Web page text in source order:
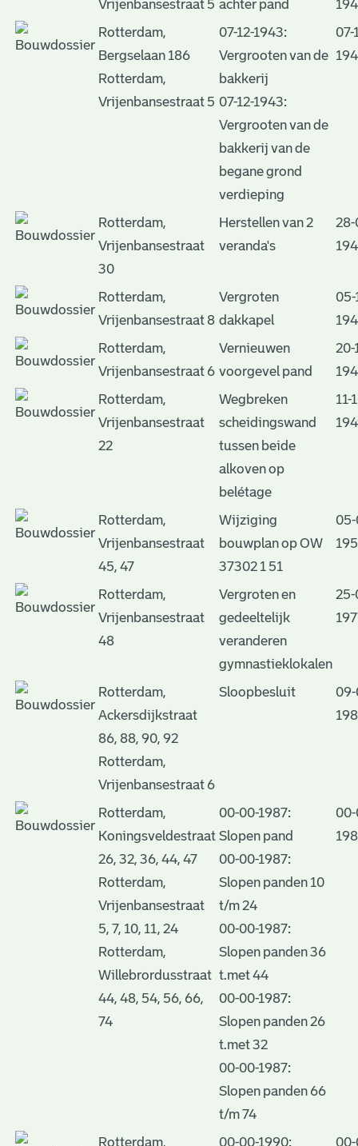
Vrijenbansestraat 5 achter pand
Rotterdam,
Bergselaan 186
Rotterdam,
Vrijenbansestraat 5
07-12-1943:
Vergrooten van de
bakkerij
07-12-1943:
Vergrooten van de
bakkerij van de
begane grond
verdieping
07-
Rotterdam,
Vrijenbansestraat
30
Herstellen van 2
veranda's
28-
Rotterdam,
Vrijenbansestraat 8
Vergroten
dakkapel
05-
Rotterdam,
Vrijenbansestraat 6
Vernieuwen
voorgevel pand
20-
Rotterdam,
Vrijenbansestraat
22
Wegbreken
scheidingswand
tussen beide
alkoven op
belétage
11-
Rotterdam,
Vrijenbansestraat
45, 47
Wijziging
bouwplan op OW
37302 1 51
Rotterdam,
Vrijenbansestraat
48
Vergroten en
gedeeltelijk
veranderen
gymnastieklokalen
25-
Rotterdam,
Ackersdijkstraat
86, 88, 90, 92
Rotterdam,
Vrijenbansestraat 6
Sloopbesluit
Rotterdam,
Koningsveldestraat
26, 32, 36, 44, 47
Rotterdam,
Vrijenbansestraat
5, 7, 10, 11, 24
Rotterdam,
Willebrordusstraat
44, 48, 54, 56, 66,
74
00-00-1987:
Slopen pand
00-00-1987:
Slopen panden 10
t/m 24
00-00-1987:
Slopen panden 36
t.met 44
00-00-1987:
Slopen panden 26
t.met 32
00-00-1987:
Slopen panden 66
t/m 74
Rotterdam,
00-00-1990: